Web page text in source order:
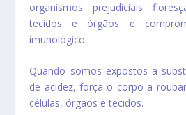
organismos prejudiciais
tecidos e órgãos e
imunológico.
Quando somos expostos a
de acidez, força o corpo a
células, órgãos e tecidos.